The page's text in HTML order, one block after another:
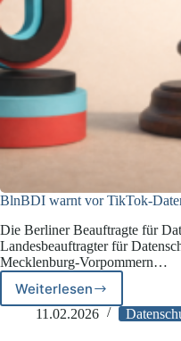
BlnBDI warnt vor TikTok-
Die Berliner Beauftragte für
Landesbeauftragter für
Mecklenburg-Vorpommern…
Weiterlesen
BlnBDI
warnt
11.02.2026